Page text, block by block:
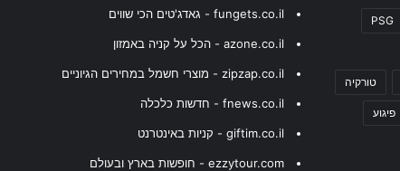
PSG
טורקיה
פיגוע
fungets.co.il - גאדג'טים הכי שווים
azone.co.il - הכל על קניה באמזון
zipzap.co.il - מוצרי חשמל במחירים הגיוניים
fnews.co.il - חדשות כלכלה
giftim.co.il - קניות באינטרנט
ezzytour.com - חופשות בארץ ובעולם